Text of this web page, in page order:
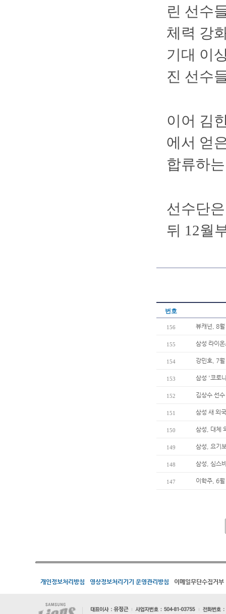
린 선수
체력 강
기대 이
진 선수
이어 김
에서 얻
합류하
선수단
뒤 12월
번호
156 뷰캐넌, 8
155 삼성 라이
154 강민호, 7
153 삼성 '코로
152 김상수 선
151 삼성 새 외
150 삼성, 대체
149 삼성, 요기
148 삼성, 심스
147 이학주, 6
개인정보처리방침 영상정보처리기기 운영관리방침 이메일무단수집거부